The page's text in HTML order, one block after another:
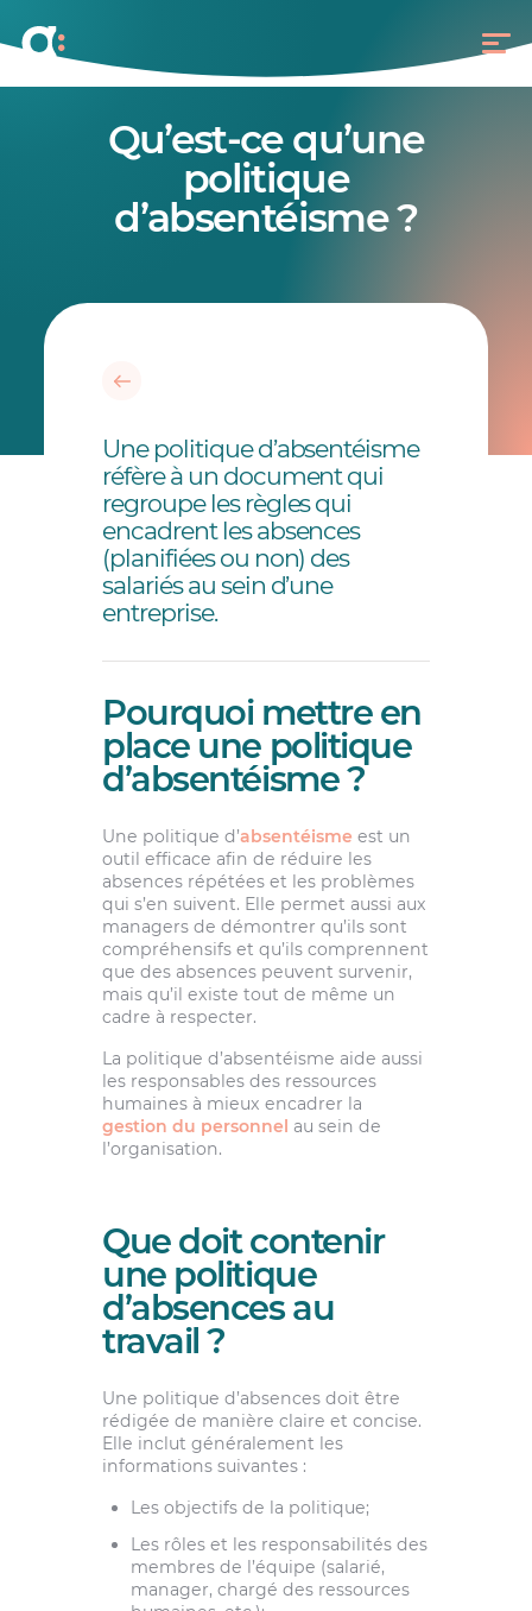
Qu’est-ce qu’une
politique
d’absentéisme ?
Une politique d’absentéisme
réfère à un document qui
regroupe les règles qui
encadrent les absences
(planifiées ou non) des
salariés au sein d’une
entreprise.
Pourquoi mettre en
place une politique
d’absentéisme ?
Une politique d’absentéisme est un
outil efficace afin de réduire les
absences répétées et les problèmes
qui s’en suivent. Elle permet aussi aux
managers de démontrer qu’ils sont
compréhensifs et qu’ils comprennent
que des absences peuvent survenir,
mais qu’il existe tout de même un
cadre à respecter.
La politique d’absentéisme aide aussi
les responsables des ressources
humaines à mieux encadrer la
gestion du personnel au sein de
l’organisation.
Que doit contenir
une politique
d’absences au
travail ?
Une politique d’absences doit être
rédigée de manière claire et concise.
Elle inclut généralement les
informations suivantes :
Les objectifs de la politique;
Les rôles et les responsabilités des
membres de l’équipe (salarié,
manager, chargé des ressources